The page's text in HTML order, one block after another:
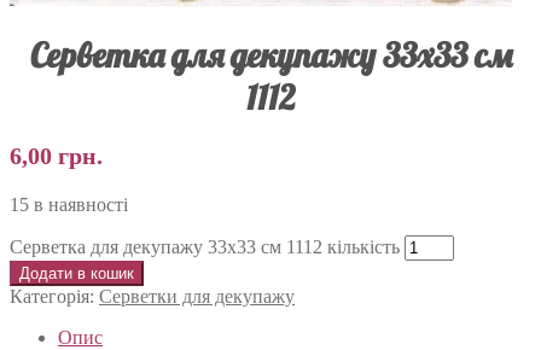
Серветка для декупажу 33х33 см
1112
6,00 грн.
15 в наявності
Серветка для декупажу 33х33 см 1112 кількість
Додати в кошик
Категорія: Серветки для декупажу
Опис